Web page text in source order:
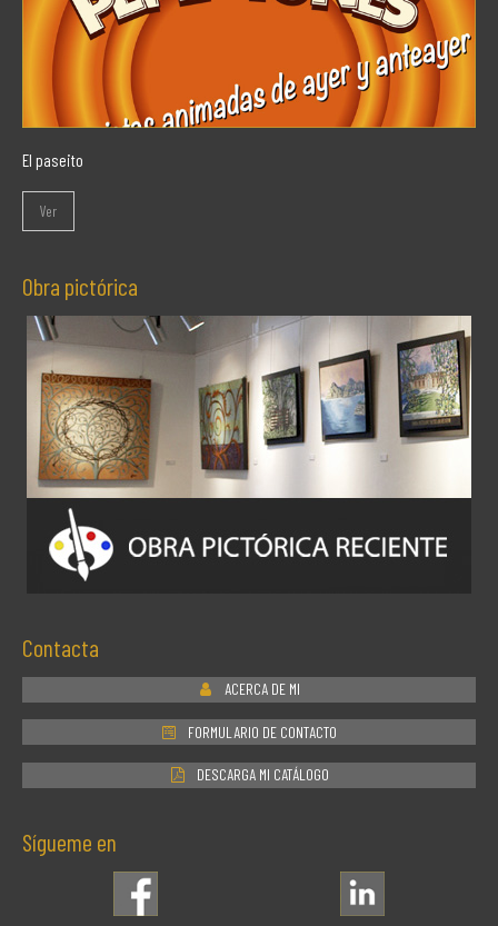
El paseito
Ver
Obra pictórica
Contacta
ACERCA DE MI
FORMULARIO DE CONTACTO
DESCARGA MI CATÁLOGO
Sígueme en